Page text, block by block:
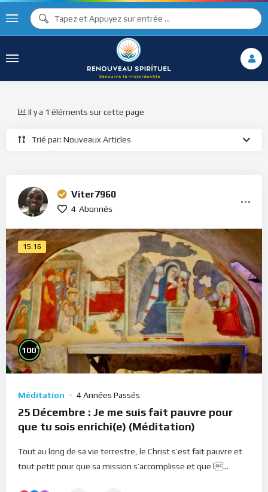
Trié par: Nouveaux Articles
Il y a 1 éléments sur cette page
Viter7960
4 Abonnés
15:16
100%
Méditation 4 Années Passés
25 Décembre : Je me suis fait pauvre pour
que tu sois enrichi(e) (Méditation)
Tout au long de sa vie terrestre, le Christ s’est fait pauvre et
tout petit pour que sa mission s’accomplisse et que l...